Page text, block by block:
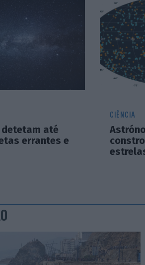
até
errantes e
CIÊNCIA